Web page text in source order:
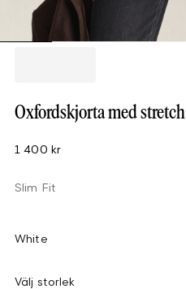
Oxfordskjorta med stretch
1 400 kr
Slim Fit
White
Välj storlek